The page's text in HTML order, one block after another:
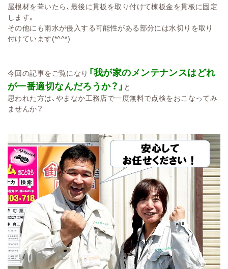
屋根材を葺いたら、最後に貫板を取り付けて棟板金を貫板に固定
します。
その他にも雨水が侵入する可能性がある部分には水切りを取り
付けています(*^^*)
今回の記事をご覧になり 「我が家のメンテナンスはどれ
が一番適切なんだろうか？」 と
思われた方は、やまなか工務店で一度無料で点検をおこなってみ
ませんか？